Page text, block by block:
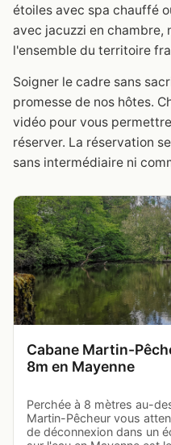
étoiles avec spa chauffé
avec jacuzzi en chambre,
l'ensemble du territoire
Soigner le cadre sans
promesse de nos hôtes.
vidéo pour vous
réserver. La réservation
sans intermédiaire ni
Cabane Martin-
8m en Mayenne
Perchée à 8 mètres au-
Martin-Pêcheur vous
de déconnexion dans un